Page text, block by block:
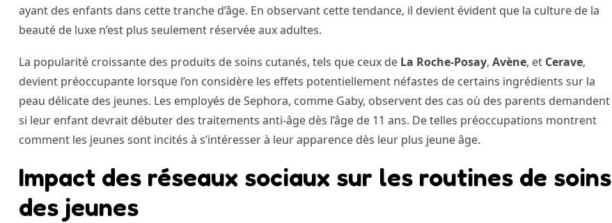
ayant des enfants dans cette tranche d’âge. En observant cette tendance, il devient évident que la culture de la
beauté de luxe n’est plus seulement réservée aux adultes.
La popularité croissante des produits de soins cutanés, tels que ceux de La Roche-Posay, Avène, et Cerave,
devient préoccupante lorsque l’on considère les effets potentiellement néfastes de certains ingrédients sur la
peau délicate des jeunes. Les employés de Sephora, comme Gaby, observent des cas où des parents demandent
si leur enfant devrait débuter des traitements anti-âge dès l’âge de 11 ans. De telles préoccupations montrent
comment les jeunes sont incités à s’intéresser à leur apparence dès leur plus jeune âge.
Impact des réseaux sociaux sur les routines de soins
des jeunes